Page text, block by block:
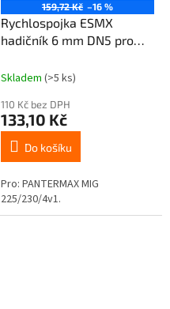
159,72 Kč –16 %
Rychlospojka ESMX
hadičník 6 mm DN5 pro
Skladem (>5 ks)
110 Kč bez DPH
133,10 Kč
Do košíku
Pro: PANTERMAX MIG
225/230/4v1.